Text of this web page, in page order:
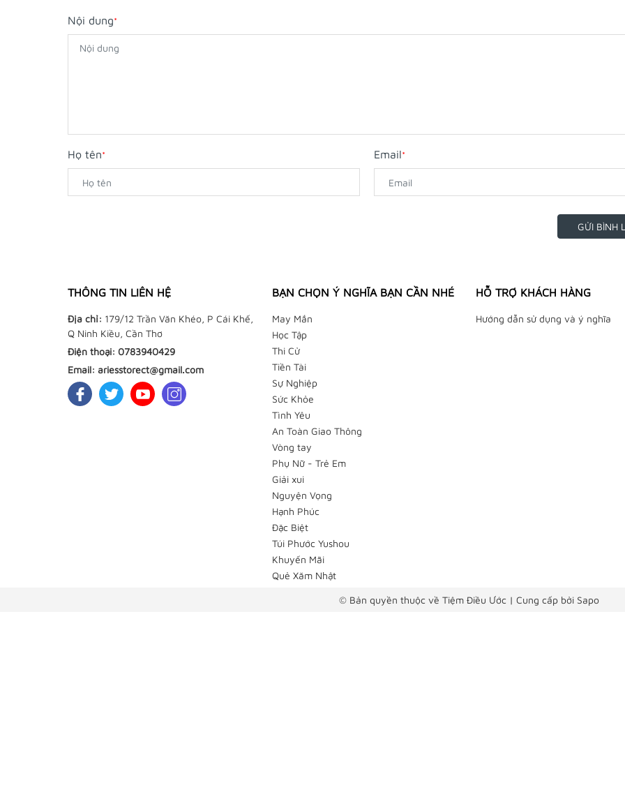
Nội dung*
Họ tên* Email*
GỬI BÌNH
THÔNG TIN LIÊN HỆ
Địa chỉ: 179/12 Trần Văn Khéo, P Cái Khế,
Q Ninh Kiều, Cần Thơ
Điện thoại: 0783940429
Email: ariesstorect@gmail.com
BẠN CHỌN Ý NGHĨA BẠN CẦN NHÉ
May Mắn
Học Tập
Thi Cử
Tiền Tài
Sự Nghiệp
Sức Khỏe
Tình Yêu
An Toàn Giao Thông
Vòng tay
Phụ Nữ - Trẻ Em
Giải xui
Nguyện Vọng
Hạnh Phúc
Đặc Biệt
Túi Phước Yushou
Khuyến Mãi
Quẻ Xăm Nhật
HỖ TRỢ KHÁCH HÀNG
Hướng dẫn sử dụng và ý nghĩa
© Bản quyền thuộc về Tiệm Điều Ước | Cung cấp bởi Sapo